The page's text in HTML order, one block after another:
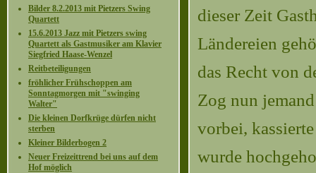
Bilder 8.2.2013 mit Pietzers Swing
Quartett
15.6.2013 Jazz mit Pietzers swing
Quartett als Gastmusiker am Klavier
Siegfried Haase-Wenzel
Reitbeteiligungen
fröhlicher Frühschoppen am
Sonntagmorgen mit "swinging
Walter"
Die kleinen Dorfkrüge dürfen nicht
sterben
Kleiner Bilderbogen 2
Neuer Freizeittrend bei uns auf dem
Hof möglich
dieser Zeit
Ländereien
das Recht von
Zog nun
vorbei,
wurde